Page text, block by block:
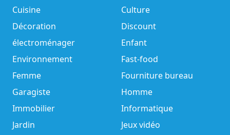
Cuisine
Culture
Décoration
Discount
électroménager
Enfant
Environnement
Fast-food
Femme
Fourniture bureau
Garagiste
Homme
Immobilier
Informatique
Jardin
Jeux vidéo